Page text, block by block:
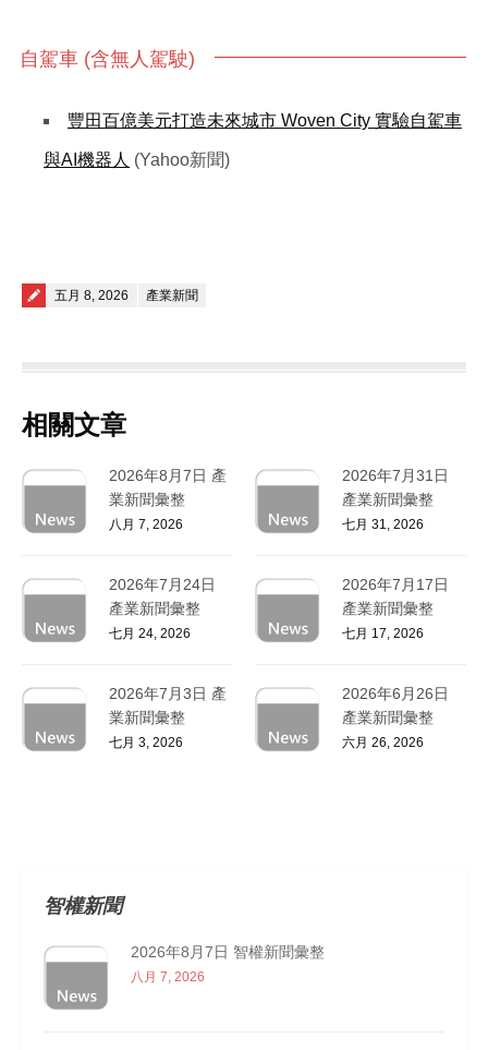
自駕車 (含無人駕駛)
豐田百億美元打造未來城市 Woven City 實驗自駕車
與AI機器人 (Yahoo新聞)
Posted on
五月 8, 2026 產業新聞
相關文章
2026年8月7日 產
業新聞彙整
八月 7, 2026
2026年7月31日
產業新聞彙整
七月 31, 2026
2026年7月24日
產業新聞彙整
七月 24, 2026
2026年7月17日
產業新聞彙整
七月 17, 2026
2026年7月3日 產
業新聞彙整
七月 3, 2026
2026年6月26日
產業新聞彙整
六月 26, 2026
智權新聞
2026年8月7日 智權新聞彙整
八月 7, 2026